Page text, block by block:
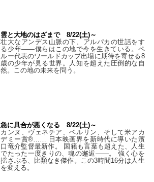
雲と大地のはざまで 8/22(土)～
壮大なアンデス山脈の下、アルパカの世話をす
る少年――僕らはこの地で今を生きている。ペ
ルー代表のワールドカップ出場に期待を寄せる8
歳の少年が見る世界。人知を超えた圧倒的な自
然。この地の未来を問う。
急に具合が悪くなる 8/22(土)～
カンヌ、ヴェネチア、ベルリン、そして米アカ
デミー賞®…… 日本映画界を新時代に導いた濱
口竜介監督最新作。 国籍も言葉も超えた、人生
でたった一度きりの、魂の邂逅――。 強く心を
揺さぶる、比類なき傑作。この3時間16分は人生
を変える。